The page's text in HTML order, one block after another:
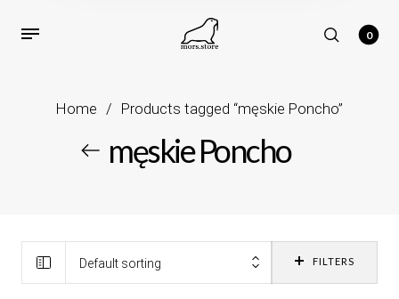
0
Home / Products tagged “męskie Poncho”
męskie Poncho
Default sorting FILTERS